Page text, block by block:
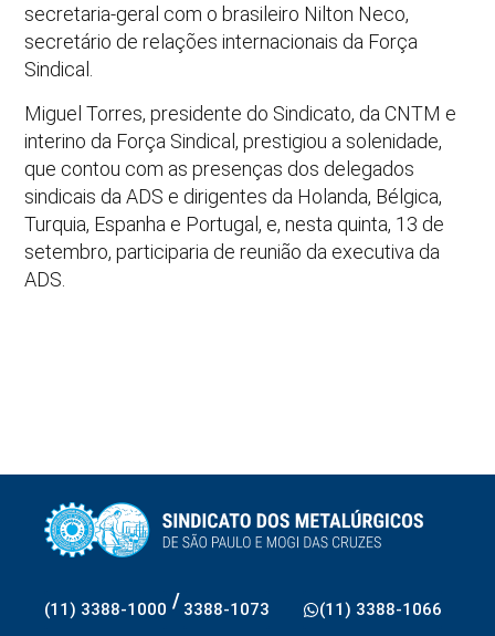
secretaria-geral com o brasileiro Nilton Neco,
secretário de relações internacionais da Força
Sindical.
Miguel Torres, presidente do Sindicato, da CNTM e
interino da Força Sindical, prestigiou a solenidade,
que contou com as presenças dos delegados
sindicais da ADS e dirigentes da Holanda, Bélgica,
Turquia, Espanha e Portugal, e, nesta quinta, 13 de
setembro, participaria de reunião da executiva da
ADS.
(11) 3388-1000 / 3388-1073 (11) 3388-1066